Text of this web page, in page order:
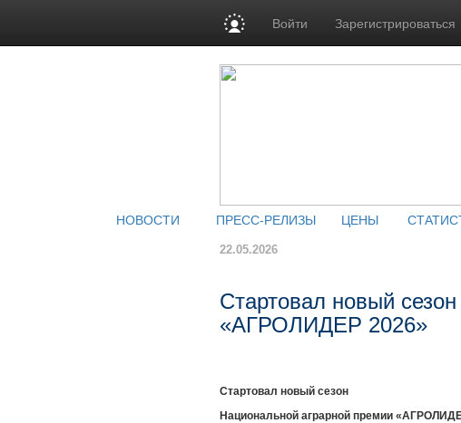
Войти Зарегистрироваться
НОВОСТИ ПРЕСС-РЕЛИЗЫ ЦЕНЫ
22.05.2026
Стартовал новый
«АГРОЛИДЕР 2026»
Стартовал новый сезон
Национальной аграрной премии